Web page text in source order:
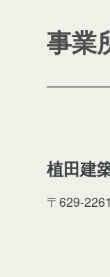
事業
植田建
〒629-2261